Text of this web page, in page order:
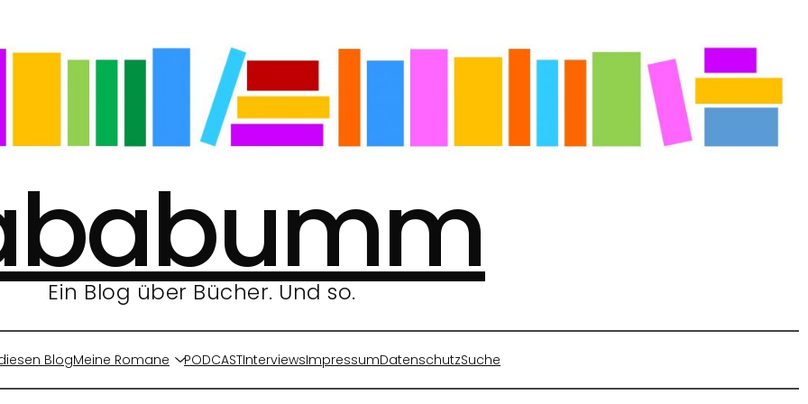
Ein Blog über Bücher. Und so.
BlogMeine Romane PODCASTInterviewsImpressumDatenschutzSuche